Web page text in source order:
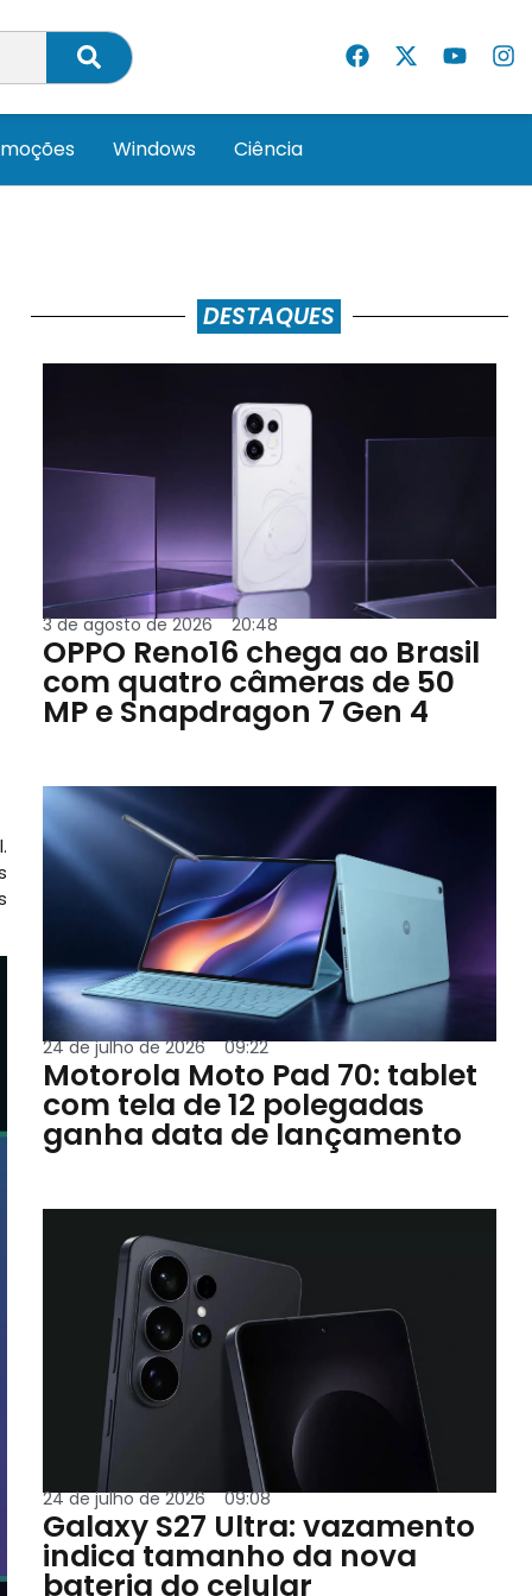
Windows Ciência
DESTAQUES
3 de agosto de 2026 20:48
OPPO Reno16 chega ao Brasil
com quatro câmeras de 50
MP e Snapdragon 7 Gen 4
24 de julho de 2026 09:22
Motorola Moto Pad 70: tablet
com tela de 12 polegadas
ganha data de lançamento
24 de julho de 2026 09:08
Galaxy S27 Ultra: vazamento
indica tamanho da nova
bateria do celular